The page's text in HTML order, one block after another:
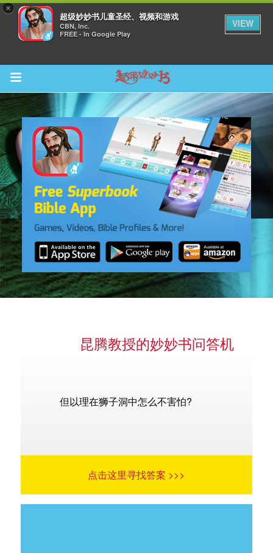
×
超级妙妙书儿童圣经、视频和游戏
CBN, Inc.
FREE - In Google Play
VIEW
Return to Content
昆腾教授的妙妙书问答机
但以理在狮子洞中怎么不害怕?
点击这里寻找答案 >>>